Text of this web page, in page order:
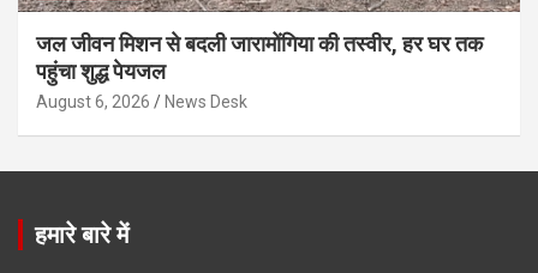
जल जीवन मिशन से बदली जारामोंगिया की तस्वीर, हर घर तक
पहुंचा शुद्ध पेयजल
August 6, 2026 News Desk
हमारे बारे में